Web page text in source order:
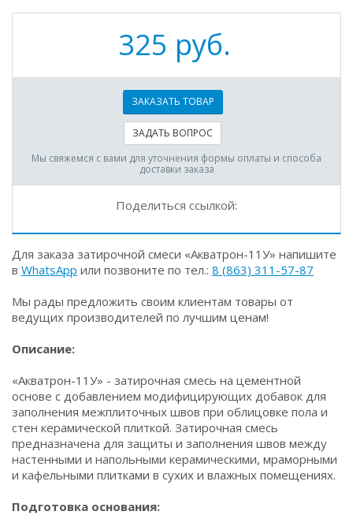
325 руб.
ЗАКАЗАТЬ ТОВАР
ЗАДАТЬ ВОПРОС
Мы свяжемся с вами для уточнения формы оплаты и способа
доставки заказа
Поделиться ссылкой:
Для заказа затирочной смеси «Акватрон-11У» напишите
в WhatsApp или позвоните по тел.: 8 (863) 311-57-87
Мы рады предложить своим клиентам товары от
ведущих производителей по лучшим ценам!
Описание:
«Акватрон-11У» - затирочная смесь на цементной
основе с добавлением модифицирующих добавок для
заполнения межплиточных швов при облицовке пола и
стен керамической плиткой. Затирочная смесь
предназначена для защиты и заполнения швов между
настенными и напольными керамическими, мраморными
и кафельными плитками в сухих и влажных помещениях.
Подготовка основания: